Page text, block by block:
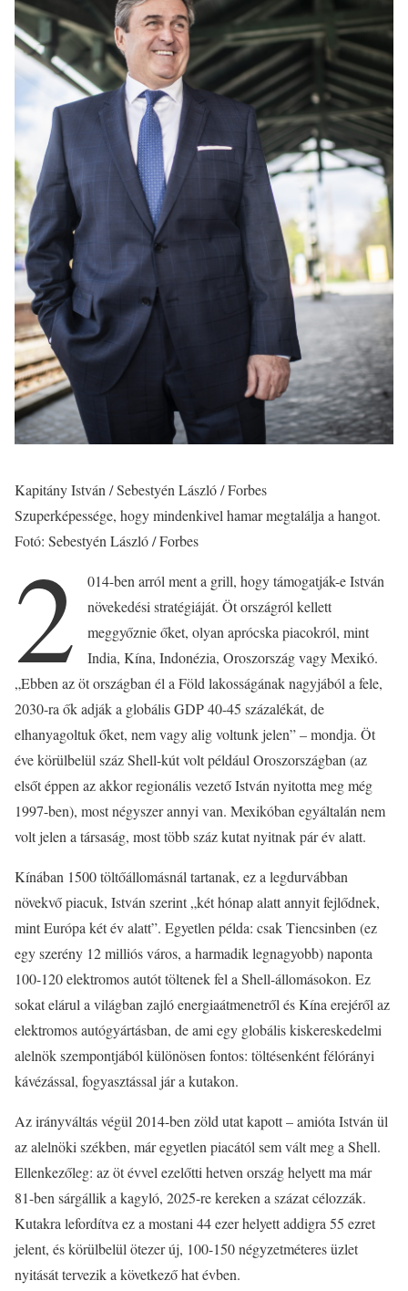
Kapitány István / Sebestyén László / Forbes
Szuperképessége, hogy mindenkivel hamar megtalálja a hangot.
Fotó: Sebestyén László / Forbes
2
014-ben arról ment a grill, hogy támogatják-e István
növekedési stratégiáját. Öt országról kellett
meggyőznie őket, olyan aprócska piacokról, mint
India, Kína, Indonézia, Oroszország vagy Mexikó.
„Ebben az öt országban él a Föld lakosságának nagyjából a fele,
2030-ra ők adják a globális GDP 40-45 százalékát, de
elhanyagoltuk őket, nem vagy alig voltunk jelen” – mondja. Öt
éve körülbelül száz Shell-kút volt például Oroszországban (az
elsőt éppen az akkor regionális vezető István nyitotta meg még
1997-ben), most négyszer annyi van. Mexikóban egyáltalán nem
volt jelen a társaság, most több száz kutat nyitnak pár év alatt.
Kínában 1500 töltőállomásnál tartanak, ez a legdurvábban
növekvő piacuk, István szerint „két hónap alatt annyit fejlődnek,
mint Európa két év alatt”. Egyetlen példa: csak Tiencsinben (ez
egy szerény 12 milliós város, a harmadik legnagyobb) naponta
100-120 elektromos autót töltenek fel a Shell-állomásokon. Ez
sokat elárul a világban zajló energiaátmenetről és Kína erejéről az
elektromos autógyártásban, de ami egy globális kiskereskedelmi
alelnök szempontjából különösen fontos: töltésenként félórányi
kávézással, fogyasztással jár a kutakon.
Az irányváltás végül 2014-ben zöld utat kapott – amióta István ül
az alelnöki székben, már egyetlen piacától sem vált meg a Shell.
Ellenkezőleg: az öt évvel ezelőtti hetven ország helyett ma már
81-ben sárgállik a kagyló, 2025-re kereken a százat célozzák.
Kutakra lefordítva ez a mostani 44 ezer helyett addigra 55 ezret
jelent, és körülbelül ötezer új, 100-150 négyzetméteres üzlet
nyitását tervezik a következő hat évben.